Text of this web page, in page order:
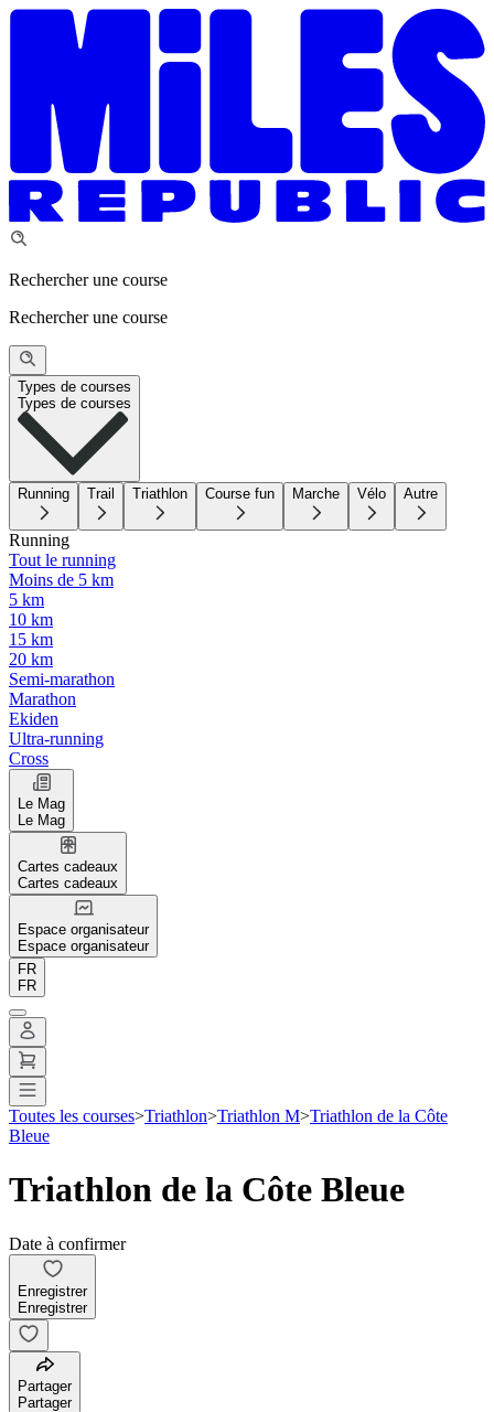
Rechercher une course
Rechercher une course
Types de courses
Types de courses
Running Trail Triathlon Course fun Marche Vélo Autre
Running
Tout le running
Moins de 5 km
5 km
10 km
15 km
20 km
Semi-marathon
Marathon
Ekiden
Ultra-running
Cross
Le Mag
Le Mag
Cartes cadeaux
Cartes cadeaux
Espace organisateur
Espace organisateur
FR
FR
Toutes les courses>Triathlon>Triathlon M>Triathlon de la Côte
Bleue
Triathlon de la Côte Bleue
Date à confirmer
Enregistrer
Enregistrer
Partager
Partager